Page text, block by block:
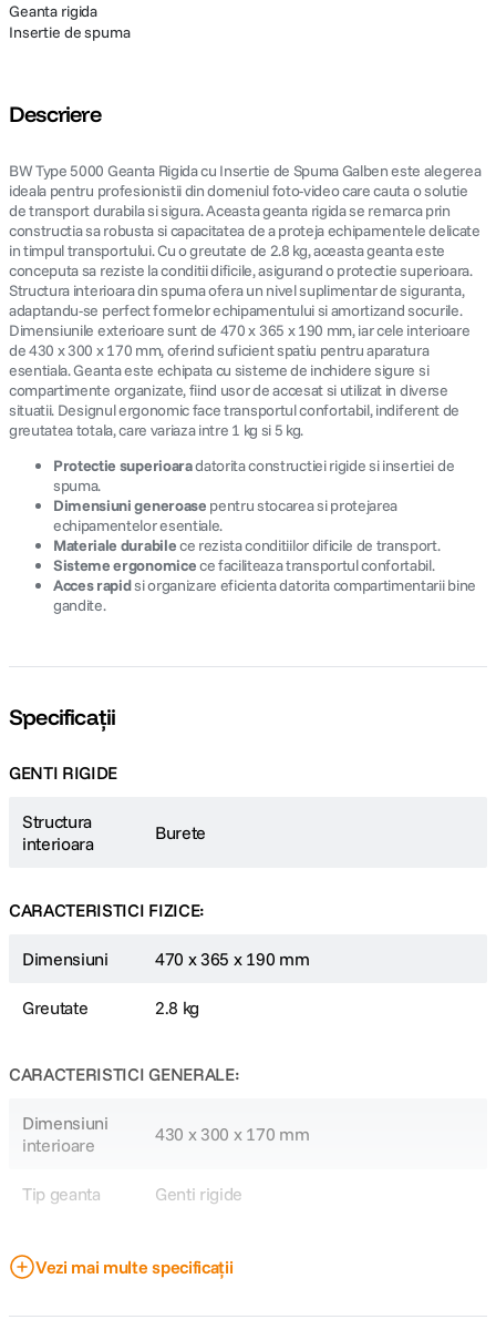
Geanta rigida
Insertie de spuma
Descriere
BW Type 5000 Geanta Rigida cu Insertie de Spuma Galben este alegerea
ideala pentru profesionistii din domeniul foto-video care cauta o solutie
de transport durabila si sigura. Aceasta geanta rigida se remarca prin
constructia sa robusta si capacitatea de a proteja echipamentele delicate
in timpul transportului. Cu o greutate de 2.8 kg, aceasta geanta este
conceputa sa reziste la conditii dificile, asigurand o protectie superioara.
Structura interioara din spuma ofera un nivel suplimentar de siguranta,
adaptandu-se perfect formelor echipamentului si amortizand socurile.
Dimensiunile exterioare sunt de 470 x 365 x 190 mm, iar cele interioare
de 430 x 300 x 170 mm, oferind suficient spatiu pentru aparatura
esentiala. Geanta este echipata cu sisteme de inchidere sigure si
compartimente organizate, fiind usor de accesat si utilizat in diverse
situatii. Designul ergonomic face transportul confortabil, indiferent de
greutatea totala, care variaza intre 1 kg si 5 kg.
Protectie superioaradatorita constructiei rigide si insertiei de
spuma.
Dimensiuni generoase pentru stocarea si protejarea
echipamentelor esentiale.
Materiale durabilece rezista conditiilor dificile de transport.
Sisteme ergonomicece faciliteaza transportul confortabil.
Acces rapidsi organizare eficienta datorita compartimentarii bine
gandite.
Specificații
GENTI RIGIDE
Structura
interioara
Burete
CARACTERISTICI FIZICE:
Dimensiuni 470 x 365 x 190 mm
Greutate 2.8 kg
CARACTERISTICI GENERALE:
Dimensiuni
interioare
430 x 300 x 170 mm
Tip geanta Genti rigide
DETALII PRODUCATOR
Vezi mai multe specificații